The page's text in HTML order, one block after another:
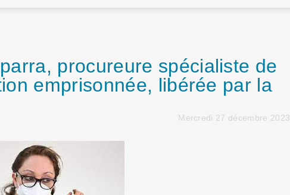
procureure spécialiste de
emprisonnée, libérée par la
Mercredi 27 décembre 2023